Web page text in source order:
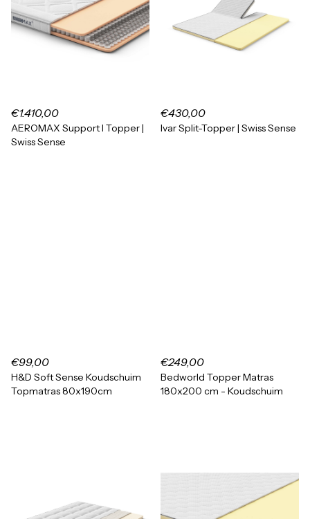
€1.410,00
AEROMAX Support I Topper |
Swiss Sense
€430,00
Ivar Split-Topper | Swiss Sense
€99,00
H&D Soft Sense Koudschuim
Topmatras 80x190cm
€249,00
Bedworld Topper Matras
180x200 cm - Koudschuim